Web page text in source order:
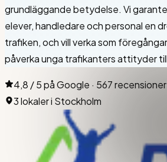
grundläggande betydelse. Vi
elever, handledare och personal en
trafiken, och vill verka som
påverka unga trafikanters attityder
4,8 / 5 på Google · 567 recensioner
3 lokaler i Stockholm